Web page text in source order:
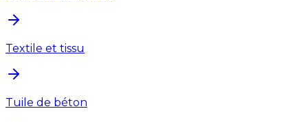
Textile et tissu
Tuile de béton